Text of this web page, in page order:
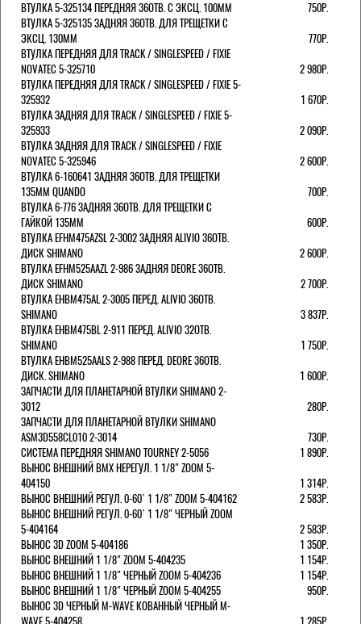
ВТУЛКА 5-325134 ПЕРЕДНЯЯ 36ОТВ. С ЭКСЦ. 100ММ
750Р.
ВТУЛКА 5-325135 ЗАДНЯЯ 36ОТВ. ДЛЯ ТРЕЩЕТКИ С
ЭКСЦ. 130ММ
770Р.
ВТУЛКА ПЕРЕДНЯЯ ДЛЯ TRACK / SINGLESPEED / FIXIE
NOVATEC 5-325710
2 980Р.
ВТУЛКА ПЕРЕДНЯЯ ДЛЯ TRACK / SINGLESPEED / FIXIE 5-
325932
1 670Р.
ВТУЛКА ЗАДНЯЯ ДЛЯ TRACK / SINGLESPEED / FIXIE 5-
325933
2 090Р.
ВТУЛКА ЗАДНЯЯ ДЛЯ TRACK / SINGLESPEED / FIXIE
NOVATEC 5-325946
2 600Р.
ВТУЛКА 6-160641 ЗАДНЯЯ 36ОТВ. ДЛЯ ТРЕЩЕТКИ
135ММ QUANDO
700Р.
ВТУЛКА 6-776 ЗАДНЯЯ 36ОТВ. ДЛЯ ТРЕЩЕТКИ С
ГАЙКОЙ 135ММ
600Р.
ВТУЛКА EFHM475AZSL 2-3002 ЗАДНЯЯ ALIVIO 36ОТВ.
ДИСК SHIMANO
2 600Р.
ВТУЛКА EFHM525AAZL 2-986 ЗАДНЯЯ DEORE 36ОТВ.
ДИСК SHIMANO
2 700Р.
ВТУЛКА EHBM475AL 2-3005 ПЕРЕД. ALIVIO 36ОТВ.
SHIMANO
3 837Р.
ВТУЛКА EHBM475BL 2-911 ПЕРЕД. ALIVIO 32ОТВ.
SHIMANO
1 750Р.
ВТУЛКА EHBM525AALS 2-988 ПЕРЕД. DEORE 36ОТВ.
ДИСК. SHIMANO
1 600Р.
ЗАПЧАСТИ ДЛЯ ПЛАНЕТАРНОЙ ВТУЛКИ SHIMANO 2-
3012
280Р.
ЗАПЧАСТИ ДЛЯ ПЛАНЕТАРНОЙ ВТУЛКИ SHIMANO
ASM3D558CL010 2-3014
730Р.
СИСТЕМА ПЕРЕДНЯЯ SHIMANO TOURNEY 2-5056
1 890Р.
ВЫНОС ВНЕШНИЙ BMX НЕРЕГУЛ. 1 1/8" ZOOM 5-
404150
1 314Р.
ВЫНОС ВНЕШНИЙ РЕГУЛ. 0-60` 1 1/8" ZOOM 5-404162
2 583Р.
ВЫНОС ВНЕШНИЙ РЕГУЛ. 0-60` 1 1/8" ЧЕРНЫЙ ZOOM
5-404164
2 583Р.
ВЫНОС 3D ZOOM 5-404186
1 350Р.
ВЫНОС ВНЕШНИЙ 1 1/8" ZOOM 5-404235
1 154Р.
ВЫНОС ВНЕШНИЙ 1 1/8" ЧЕРНЫЙ ZOOM 5-404236
1 154Р.
ВЫНОС ВНЕШНИЙ 1 1/8" ЧЕРНЫЙ ZOOM 5-404255
950Р.
ВЫНОС 3D ЧЕРНЫЙ M-WAVE КОВАННЫЙ ЧЕРНЫЙ M-
WAVE 5-404258
1 285Р.